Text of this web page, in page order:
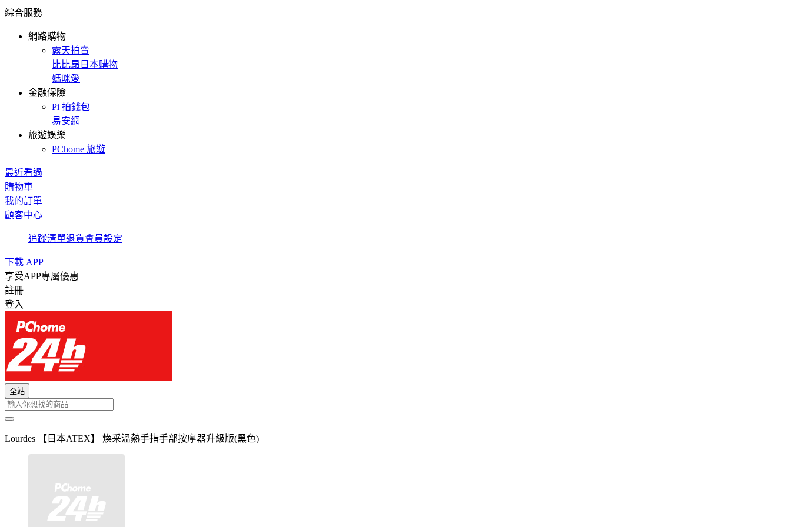
綜合服務
網路購物
露天拍賣
比比昂日本購物
媽咪愛
金融保險
Pi 拍錢包
易安網
旅遊娛樂
PChome 旅遊
最近看過
購物車
我的訂單
顧客中心
追蹤清單退貨會員設定
下載 APP
享受APP專屬優惠
註冊
登入
全站
Lourdes 【日本ATEX】 煥采溫熱手指手部按摩器升級版(黑色)